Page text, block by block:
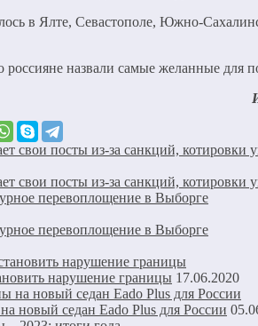
в Ялте, Севастополе, Южно-
россияне назвали самые желанные для
свои посты из-за санкций, котировки
свои посты из-за санкций, котировки
перевоплощение в Выборге
перевоплощение в Выборге
нарушение границы 17.06.2020
новый седан Eado Plus для России